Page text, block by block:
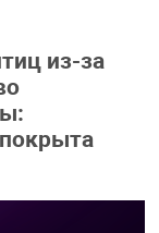
из-за